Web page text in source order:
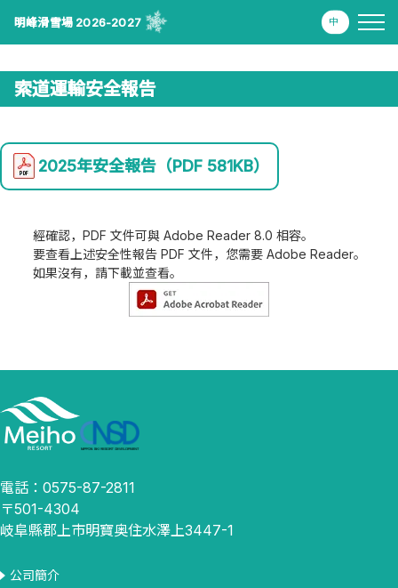
明峰滑雪場 2026-2027
索道運輸安全報告
2025年安全報告（PDF 581KB）
經確認，PDF 文件可與 Adobe Reader 8.0 相容。
要查看上述安全性報告 PDF 文件，您需要 Adobe Reader。
如果沒有，請下載並查看。
電話：0575-87-2811
〒501-4304
岐阜縣郡上市明寶奥住水澤上3447-1
公司簡介